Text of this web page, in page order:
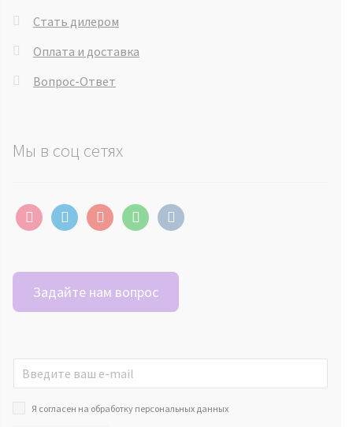
Стать дилером
Оплата и доставка
Вопрос-Ответ
Мы в соц сетях
instagramtelegramyoutubewhatsappvkontakte
Задайте нам вопрос
Я согласен на обработку персональных данных